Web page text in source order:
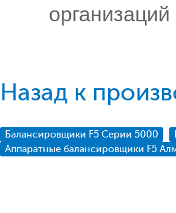
Назад к
Балансировщики F5 Серии 5000
Аппаратные балансировщики F5